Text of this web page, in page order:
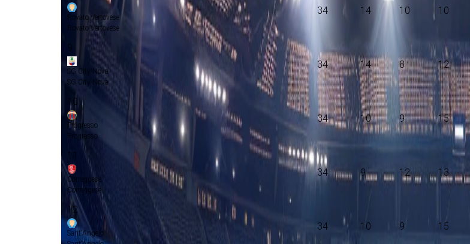
Rovato Vertovese
Rovato Vertovese
34 14 10 10
9
SG City Nova
SG City Nova
34 14 8 12
10
Progresso
Progresso
34 10 9 15
11
Correggese
Correggese
34 9 12 13
12
Sant'Angelo
34 10 9 15